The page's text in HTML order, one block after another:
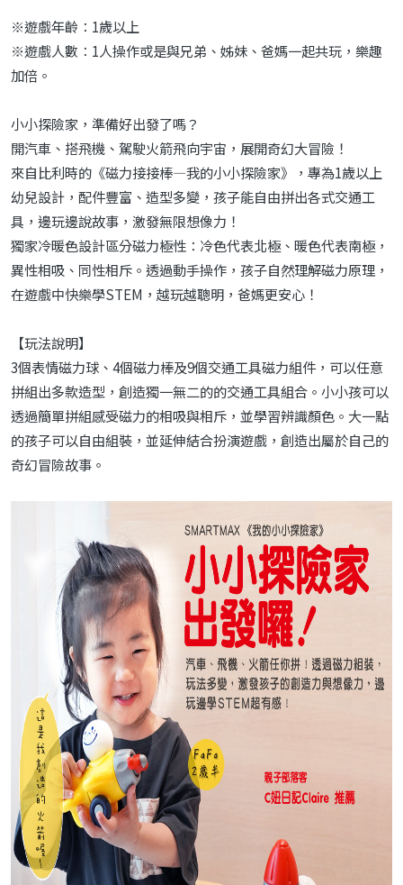
※遊戲年齡：1歲以上
※遊戲人數：1人操作或是與兄弟、姊妹、爸媽一起共玩，樂趣
加倍。
小小探險家，準備好出發了嗎？
開汽車、搭飛機、駕駛火箭飛向宇宙，展開奇幻大冒險！
來自比利時的《磁力接接棒—我的小小探險家》，專為1歲以上
幼兒設計，配件豐富、造型多變，孩子能自由拼出各式交通工
具，邊玩邊說故事，激發無限想像力！
獨家冷暖色設計區分磁力極性：冷色代表北極、暖色代表南極，
異性相吸、同性相斥。透過動手操作，孩子自然理解磁力原理，
在遊戲中快樂學STEM，越玩越聰明，爸媽更安心！
【玩法說明】
3個表情磁力球、4個磁力棒及9個交通工具磁力組件，可以任意
拼組出多款造型，創造獨一無二的的交通工具組合。小小孩可以
透過簡單拼組感受磁力的相吸與相斥，並學習辨識顏色。大一點
的孩子可以自由組裝，並延伸結合扮演遊戲，創造出屬於自己的
奇幻冒險故事。